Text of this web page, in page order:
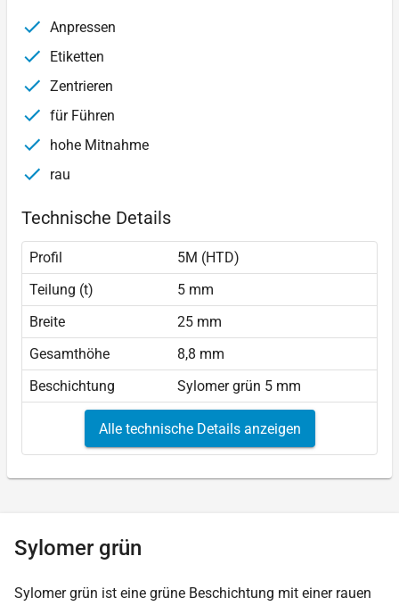
Anpressen
Etiketten
Zentrieren
für Führen
hohe Mitnahme
rau
Technische Details
Profil
5M (HTD)
Teilung (t)
5 mm
Breite
25 mm
Gesamthöhe
8,8 mm
Beschichtung
Sylomer grün 5 mm
Alle technische Details anzeigen
Sylomer grün
Sylomer grün ist eine grüne Beschichtung mit einer rauen